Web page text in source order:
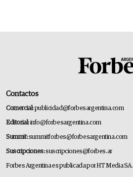
Contactos
Comercial:publicidad@forbesargentina.com
Editorial:info@forbesargentina.com
Summit:summitforbes@forbesargentina.com
Suscripciones:suscripciones@forbes.ar
Forbes Argentina es publicada por HT Media SA.